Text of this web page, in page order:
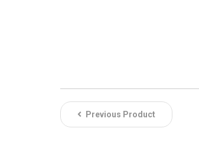
Previous Product